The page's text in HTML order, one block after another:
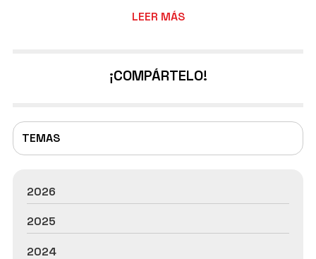
TEMAS
ventanas hasta la vigilancia de los alrededores por
y gocemos de la máxima tranquilidad. No obstante, si
LEER MÁS
¡COMPÁRTELO!
2026
2025
2024